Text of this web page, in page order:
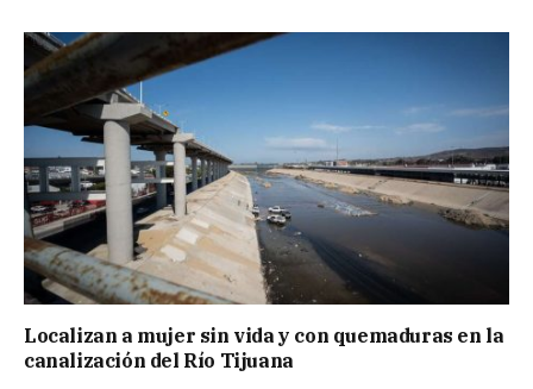
Localizan a mujer sin vida y con quemaduras en la
canalización del Río Tijuana